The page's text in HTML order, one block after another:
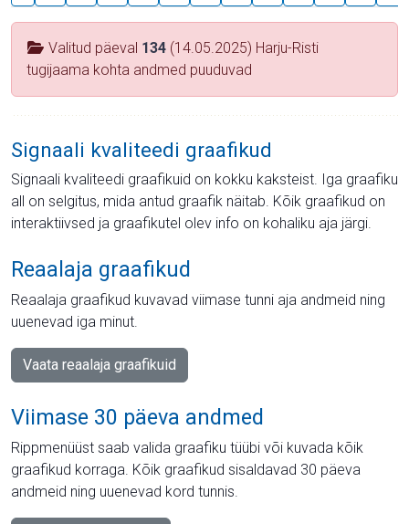
Valitud päeval 134 (14.05.2025) Harju-Risti
tugijaama kohta andmed puuduvad
Signaali kvaliteedi graafikud
Signaali kvaliteedi graafikuid on kokku kaksteist. Iga graafiku
all on selgitus, mida antud graafik näitab. Kõik graafikud on
interaktiivsed ja graafikutel olev info on kohaliku aja järgi.
Reaalaja graafikud
Reaalaja graafikud kuvavad viimase tunni aja andmeid ning
uuenevad iga minut.
Vaata reaalaja graafikuid
Viimase 30 päeva andmed
Rippmenüüst saab valida graafiku tüübi või kuvada kõik
graafikud korraga. Kõik graafikud sisaldavad 30 päeva
andmeid ning uuenevad kord tunnis.